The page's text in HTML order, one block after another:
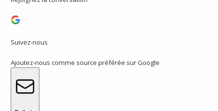
Suivez-nous
Ajoutez-nous comme source préférée sur Google